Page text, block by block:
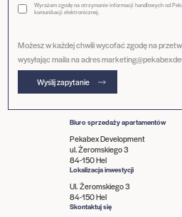
Biuro sprzedaży apartamentów
Pekabex Development
ul. Żeromskiego 3
84-150 Hel
Lokalizacja inwestycji
Ul. Żeromskiego 3
84-150 Hel
Skontaktuj się
Wyrażam zgodę na otrzymanie informacji handlowych od
komunikacji elektronicznej.
Możesz w każdej chwili wycofać zgodę na
wysyłając maila na adres
Wyślij zapytanie